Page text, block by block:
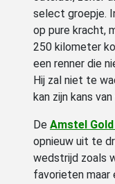
select groepje.
op pure kracht,
250 kilometer
een renner die
Hij zal niet te
kan zijn kans
De Amstel Gold
opnieuw uit te
wedstrijd zoals
favorieten maar